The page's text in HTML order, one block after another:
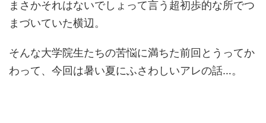
まさかそれはないでしょって言う超初歩的な所でつ
まづいていた横辺。
そんな大学院生たちの苦悩に満ちた前回とうってか
わって、今回は暑い夏にふさわしいアレの話…。